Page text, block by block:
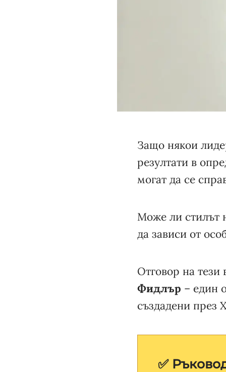
Защо някои
резултати в
могат да се
Може ли стилът
да зависи от
Отговор на
Фидлър – един
създадени през
✅